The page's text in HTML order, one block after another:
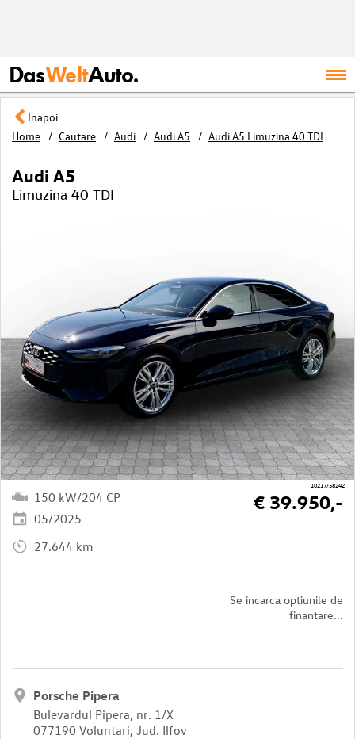
DasWeltAuto.
Inapoi
Home
Cautare Audi Audi A5 Audi A5 Limuzina 40 TDI
10217/58242
Audi A5
Limuzina 40 TDI
150 kW/204 CP
05/2025
27.644 km
Se incarca optiunile de
finantare...
€ 39.950,-
Porsche Pipera
Bulevardul Pipera, nr. 1/X
077190 Voluntari, Jud. Ilfov